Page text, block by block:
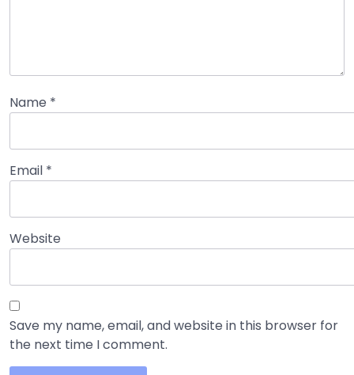
Name *
Email *
Website
Save my name, email, and website in this browser for
the next time I comment.